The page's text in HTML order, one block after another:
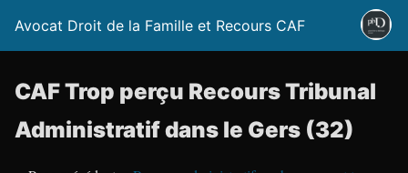
Avocat Droit de la Famille et Recours CAF
CAF Trop perçu Recours Tribunal
Administratif dans le Gers (32)